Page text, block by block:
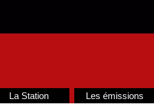
La Station Les émissions